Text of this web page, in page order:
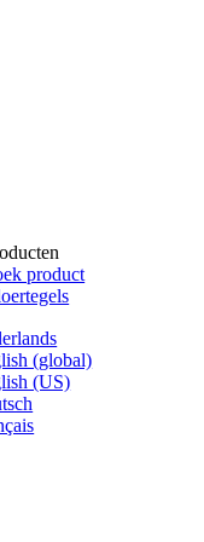
(global)
(US)
product